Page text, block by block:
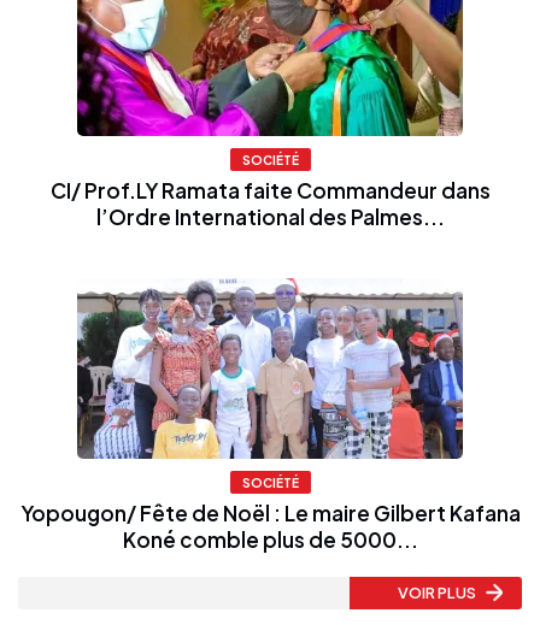
SOCIÉTÉ
CI/ Prof.LY Ramata faite Commandeur dans
l’Ordre International des Palmes...
SOCIÉTÉ
Yopougon/ Fête de Noël : Le maire Gilbert Kafana
Koné comble plus de 5000...
VOIR PLUS